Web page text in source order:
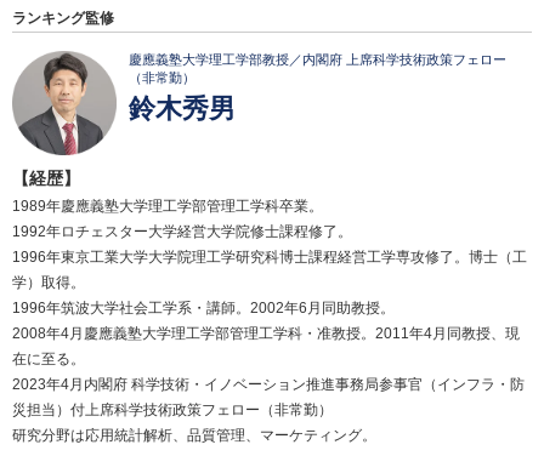
ランキング監修
慶應義塾大学理工学部教授／内閣府 上席科学技術政策フェロー
（非常勤）
鈴木秀男
【経歴】
1989年慶應義塾大学理工学部管理工学科卒業。
1992年ロチェスター大学経営大学院修士課程修了。
1996年東京工業大学大学院理工学研究科博士課程経営工学専攻修了。博士（工
学）取得。
1996年筑波大学社会工学系・講師。2002年6月同助教授。
2008年4月慶應義塾大学理工学部管理工学科・准教授。2011年4月同教授、現
在に至る。
2023年4月内閣府 科学技術・イノベーション推進事務局参事官（インフラ・防
災担当）付上席科学技術政策フェロー（非常勤）
研究分野は応用統計解析、品質管理、マーケティング。